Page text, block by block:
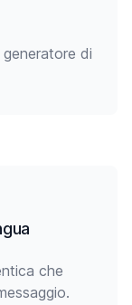
di
che